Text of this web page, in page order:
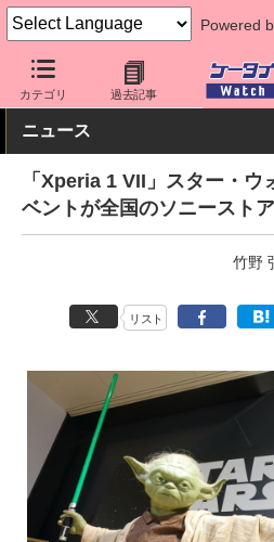
Powered
カテゴリ 過去記事
ケータイ Watch OS Android
ニュース
「Xperia 1 VII」スター・ウ
ベントが全国のソニースト
竹野
リスト